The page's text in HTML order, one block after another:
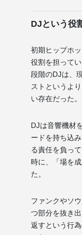
DJという役
初期ヒップホ
役割を担って
段階のDJは、
ストというよ
い存在だった。
DJは音響機材
ードを持ち込
る責任を負っ
時に、「場を
た。
ファンクやソ
つ部分を抜き
返すという行